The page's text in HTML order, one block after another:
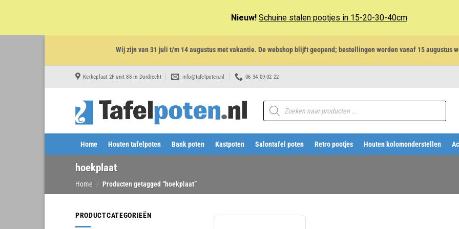
Wij zijn van 31 juli t/m 14 augustus met vakantie. De webshop blijft geopend; bestellingen worden vanaf 15 augustus
Kerkeplaat 2F unit 88 in Dordrecht info@tafelpoten.nl 06 34 09 02 22
Producten
zoeken
Home Houten tafelpoten Bank poten Kastpoten Salontafel poten Retro pootjes Houten kolomonderstellen
hoekplaat
Home / Producten getagged “hoekplaat”
PRODUCTCATEGORIEËN
Nieuw! Schuine stalen pootjes in 15-20-30-40cm